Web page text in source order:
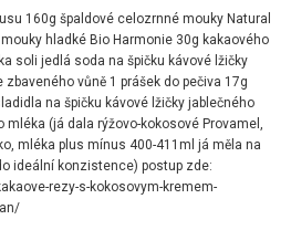
160g špaldové celozrnné mouky Natural
hladké Bio Harmonie 30g kakaového
soli jedlá soda na špičku kávové lžičky
vůně 1 prášek do pečiva 17g
na špičku kávové lžičky jablečného
(já dala rýžovo-kokosové Provamel,
mléka plus mínus 400-411ml já měla na
ideální konzistence) postup zde:
rezy-s-kokosovym-kremem-